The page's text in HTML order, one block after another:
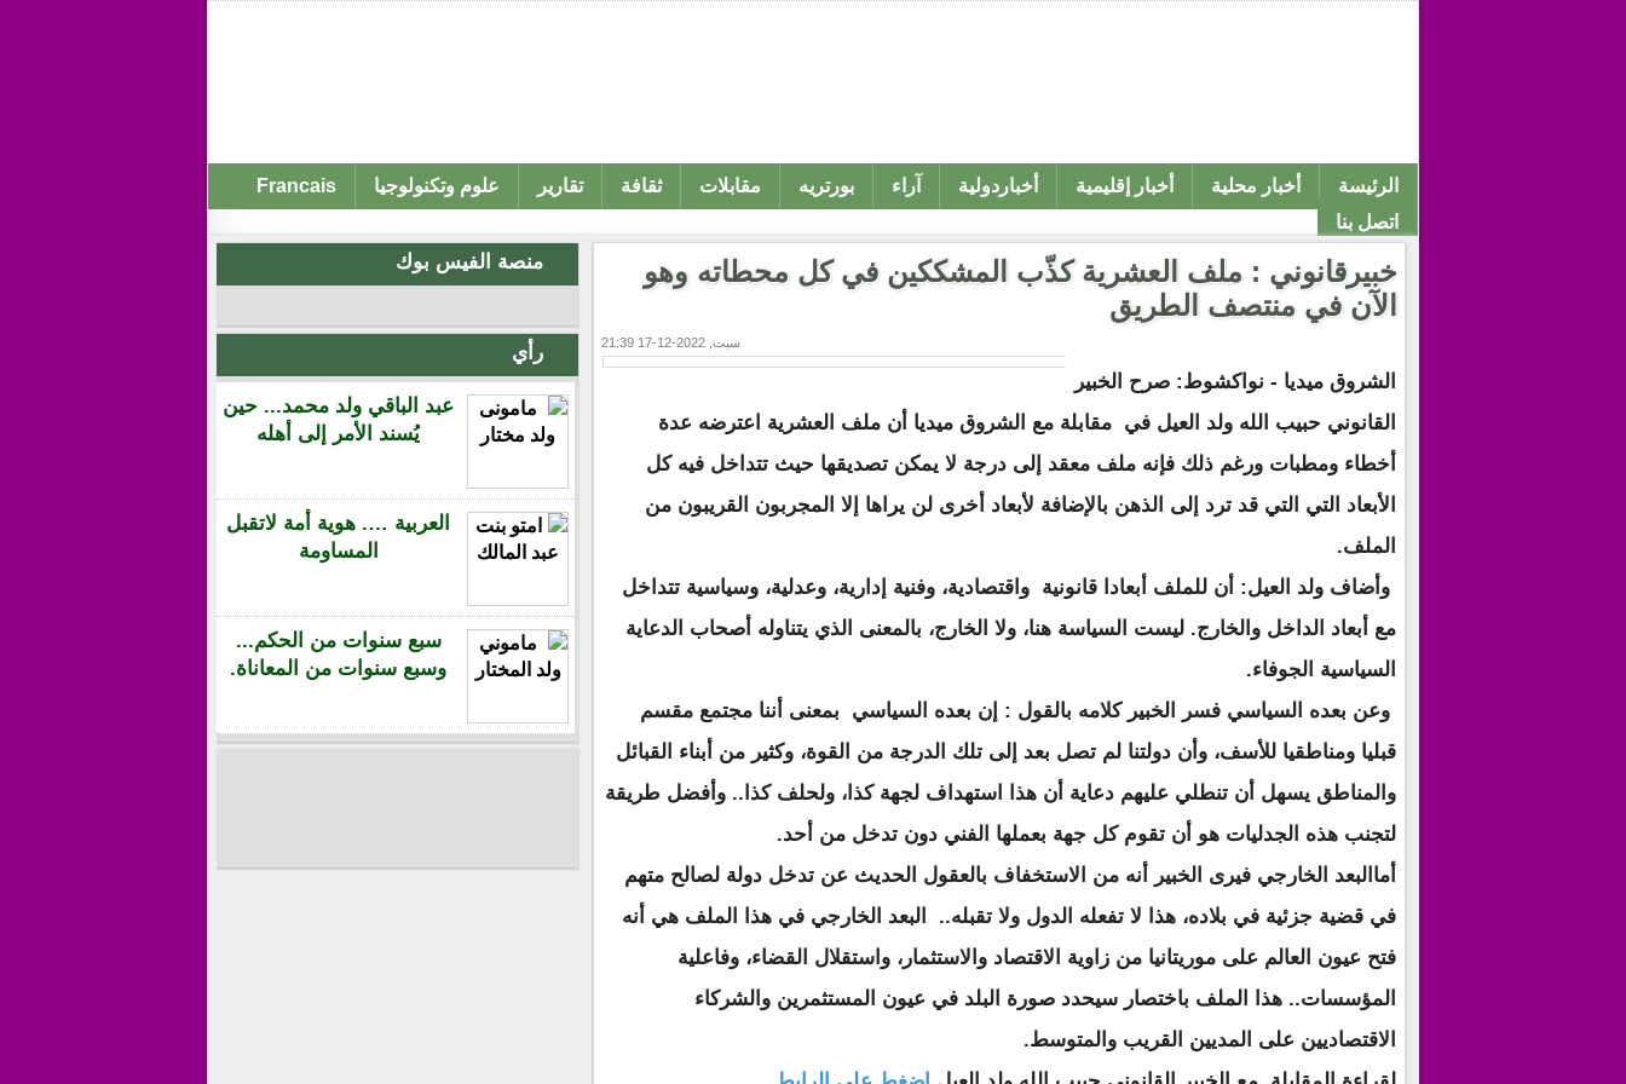
الرئيسة أخبار محلية أخبار إقليمية أخباردولية آراء بورتريه مقابلات ثقافة تقارير علوم وتكنولوجيا
Francais
اتصل بنا
منصة الفيس بوك
رأي
عبد الباقي ولد محمد... حين
يُسند الأمر إلى أهله
العربية …. هوية أمة لاتقبل
المساومة
سبع سنوات من الحكم...
وسبع سنوات من المعاناة.
خبيرقانوني : ملف العشرية كذّب المشككين في كل محطاته وهو
الآن في منتصف الطريق
سبت, 2022-12-17 21:39
الشروق ميديا - نواكشوط: صرح الخبير
القانوني حبيب الله ولد العيل في مقابلة مع الشروق ميديا أن ملف العشرية اعترضه عدة
أخطاء ومطبات ورغم ذلك فإنه ملف معقد إلى درجة لا يمكن تصديقها حيث تتداخل فيه كل
الأبعاد التي التي قد ترد إلى الذهن بالإضافة لأبعاد أخرى لن يراها إلا المجربون القريبون من
الملف.
وأضاف ولد العيل: أن للملف أبعادا قانونية واقتصادية، وفنية إدارية، وعدلية، وسياسية تتداخل
مع أبعاد الداخل والخارج. ليست السياسة هنا، ولا الخارج، بالمعنى الذي يتناوله أصحاب الدعاية
السياسية الجوفاء.
وعن بعده السياسي فسر الخبير كلامه بالقول : إن بعده السياسي بمعنى أننا مجتمع مقسم
قبليا ومناطقيا للأسف، وأن دولتنا لم تصل بعد إلى تلك الدرجة من القوة، وكثير من أبناء القبائل
والمناطق يسهل أن تنطلي عليهم دعاية أن هذا استهداف لجهة كذا، ولحلف كذا.. وأفضل طريقة
لتجنب هذه الجدليات هو أن تقوم كل جهة بعملها الفني دون تدخل من أحد.
أماالبعد الخارجي فيرى الخبير أنه من الاستخفاف بالعقول الحديث عن تدخل دولة لصالح متهم
في قضية جزئية في بلاده، هذا لا تفعله الدول ولا تقبله.. البعد الخارجي في هذا الملف هي أنه
فتح عيون العالم على موريتانيا من زاوية الاقتصاد والاستثمار، واستقلال القضاء، وفاعلية
المؤسسات.. هذا الملف باختصار سيحدد صورة البلد في عيون المستثمرين والشركاء
الاقتصاديين على المديين القريب والمتوسط.